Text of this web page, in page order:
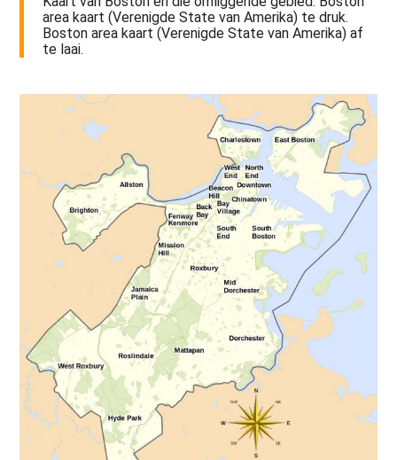
area kaart (Verenigde State van Amerika) te druk.
Boston area kaart (Verenigde State van Amerika) af
te laai.